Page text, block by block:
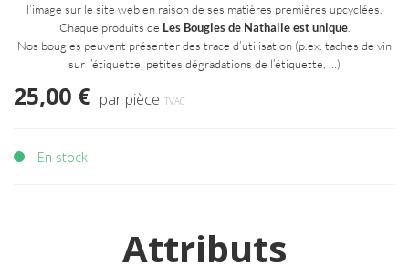
l’image sur le site web en raison de ses matières premières upcyclées.
Chaque produits de Les Bougies de Nathalie est unique.
Nos bougies peuvent présenter des trace d’utilisation (p.ex. taches de vin
sur l’étiquette, petites dégradations de l’étiquette, …)
25,00 € par pièce TVAC
En stock
Attributs